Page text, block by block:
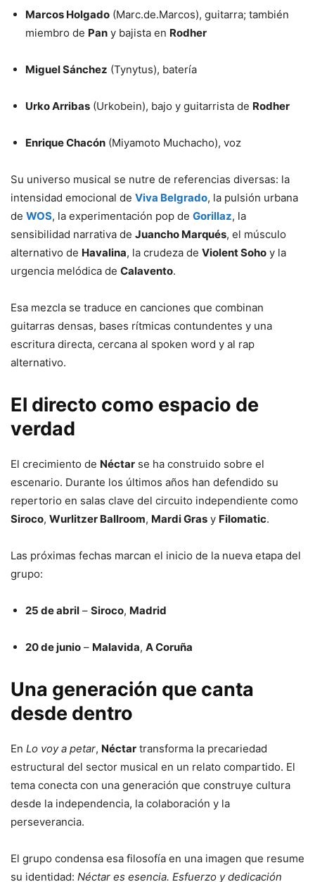
Marcos Holgado (Marc.de.Marcos), guitarra; también
miembro de Pan y bajista en Rodher
Miguel Sánchez (Tynytus), batería
Urko Arribas (Urkobein), bajo y guitarrista de Rodher
Enrique Chacón (Miyamoto Muchacho), voz
Su universo musical se nutre de referencias diversas: la
intensidad emocional de Viva Belgrado, la pulsión urbana
de WOS, la experimentación pop de Gorillaz, la
sensibilidad narrativa de Juancho Marqués, el músculo
alternativo de Havalina, la crudeza de Violent Soho y la
urgencia melódica de Calavento.
Esa mezcla se traduce en canciones que combinan
guitarras densas, bases rítmicas contundentes y una
escritura directa, cercana al spoken word y al rap
alternativo.
El directo como espacio de
verdad
El crecimiento de Néctar se ha construido sobre el
escenario. Durante los últimos años han defendido su
repertorio en salas clave del circuito independiente como
Siroco, Wurlitzer Ballroom, Mardi Gras y Filomatic.
Las próximas fechas marcan el inicio de la nueva etapa del
grupo:
25 de abril – Siroco, Madrid
20 de junio – Malavida, A Coruña
Una generación que canta
desde dentro
En Lo voy a petar, Néctar transforma la precariedad
estructural del sector musical en un relato compartido. El
tema conecta con una generación que construye cultura
desde la independencia, la colaboración y la
perseverancia.
El grupo condensa esa filosofía en una imagen que resume
su identidad: Néctar es esencia. Esfuerzo y dedicación